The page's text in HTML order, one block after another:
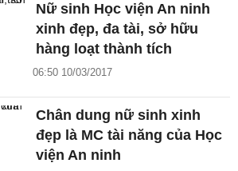
Nữ sinh Học viện An ninh
xinh đẹp, đa tài, sở hữu
hàng loạt thành tích
06:50 10/03/2017
Chân dung nữ sinh xinh
đẹp là MC tài năng của Học
viện An ninh